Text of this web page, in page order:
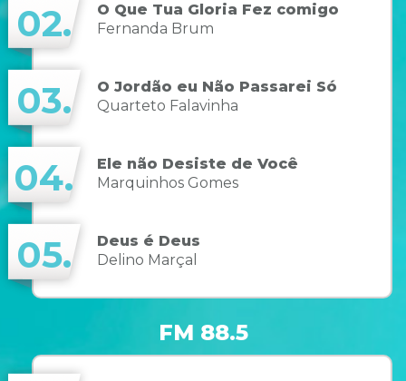
02.
O Que Tua Gloria Fez comigo
Fernanda Brum
03.
O Jordão eu Não Passarei Só
Quarteto Falavinha
04.
Ele não Desiste de Você
Marquinhos Gomes
05.
Deus é Deus
Delino Marçal
FM 88.5